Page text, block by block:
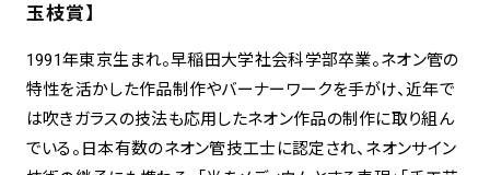
玉枝賞】
1991年東京生まれ。早稲田大学社会科学部卒業。ネオン管の
特性を活かした作品制作やバーナーワークを手がけ、近年で
は吹きガラスの技法も応用したネオン作品の制作に取り組ん
でいる。日本有数のネオン管技工士に認定され、ネオンサイン